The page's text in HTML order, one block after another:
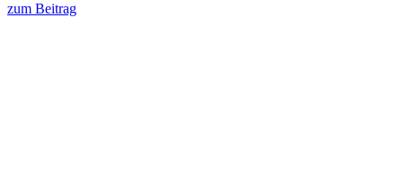
zum Beitrag